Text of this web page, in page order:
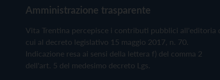
Amministrazione trasparente
Vita Trentina percepisce i contributi pubblici all'editoria
cui al decreto legislativo 15 maggio 2017, n. 70.
Indicazione resa ai sensi della lettera f) del comma 2
dell'art. 5 del medesimo decreto Lgs.